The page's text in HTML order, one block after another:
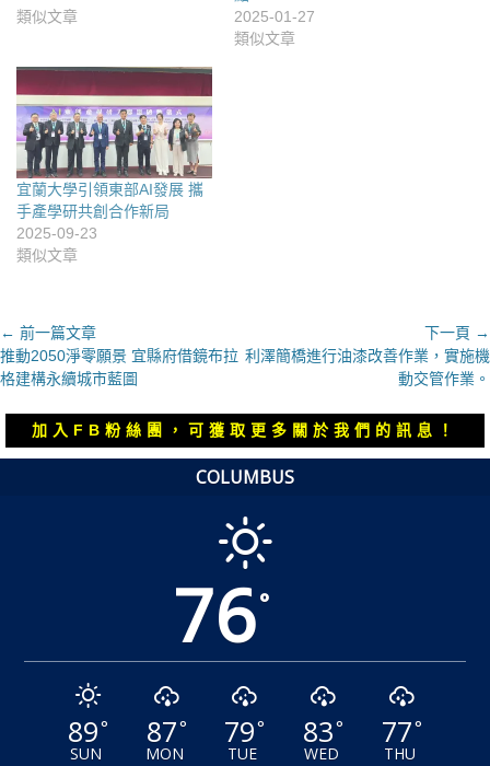
類似文章
2025-01-27
類似文章
宜蘭大學引領東部AI發展 攜
手產學研共創合作新局
2025-09-23
類似文章
文
章
導
覽
← 前一篇文章
上
一
章：
推動2050淨零願景 宜縣府借鏡布拉
格建構永續城市藍圖
下一頁 →
下
文
章：
利澤簡橋進行油漆改善作業，實施機
動交管作業。
加入FB粉絲團，可獲取更多關於我們的訊息！
COLUMBUS
76°
89°
SUN
87°
MON
79°
TUE
83°
WED
77°
THU